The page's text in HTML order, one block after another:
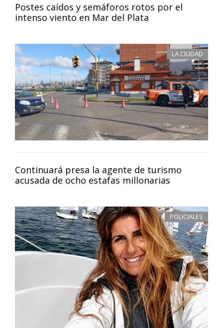
Postes caídos y semáforos rotos por el
intenso viento en Mar del Plata
LA CIUDAD
Continuará presa la agente de turismo
acusada de ocho estafas millonarias
POLICIALES